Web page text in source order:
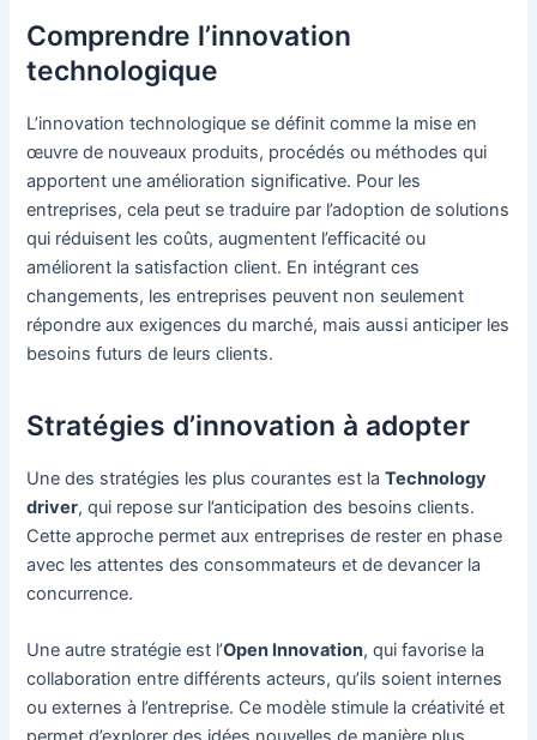
Comprendre l’innovation
technologique
L’innovation technologique se définit comme la mise en
œuvre de nouveaux produits, procédés ou méthodes qui
apportent une amélioration significative. Pour les
entreprises, cela peut se traduire par l’adoption de solutions
qui réduisent les coûts, augmentent l’efficacité ou
améliorent la satisfaction client. En intégrant ces
changements, les entreprises peuvent non seulement
répondre aux exigences du marché, mais aussi anticiper les
besoins futurs de leurs clients.
Stratégies d’innovation à adopter
Une des stratégies les plus courantes est laTechnology
driver, qui repose sur l’anticipation des besoins clients.
Cette approche permet aux entreprises de rester en phase
avec les attentes des consommateurs et de devancer la
concurrence.
Une autre stratégie est l’Open Innovation, qui favorise la
collaboration entre différents acteurs, qu’ils soient internes
ou externes à l’entreprise. Ce modèle stimule la créativité et